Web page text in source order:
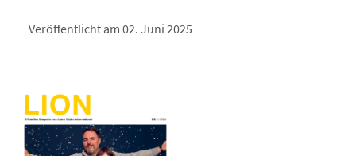
Veröffentlicht am 02. Juni 2025